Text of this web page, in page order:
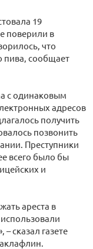
19
поверили в
что
пива, сообщает
с одинаковым
адресов
получить
позвонить
Преступники
всего было бы
и
ареста в
сказал газете